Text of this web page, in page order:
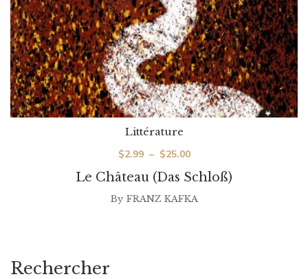
Le Château (Das Schloß)
Littérature
$2.99 – $25.00Plage
de
By FRANZ KAFKA
Rechercher